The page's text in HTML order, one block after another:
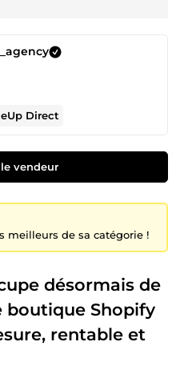
Direct
vendeur
meilleurs de sa catégorie !
désormais de
boutique Shopify
rentable et